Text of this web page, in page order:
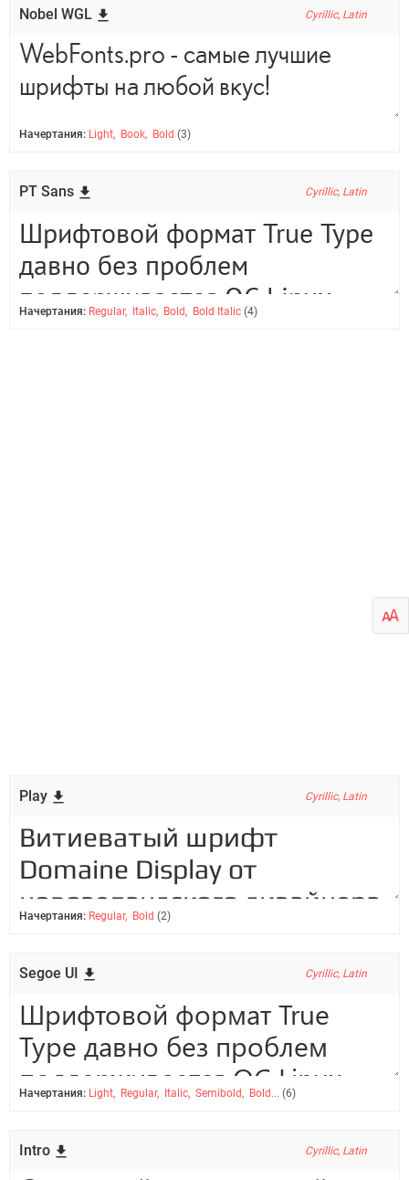
Nobel WGL Cyrillic, Latin
Начертания: Light, Book, Bold (3)
PT Sans Cyrillic, Latin
Начертания: Regular, Italic, Bold, Bold Italic (4)
Play Cyrillic, Latin
Начертания: Regular, Bold (2)
Segoe UI Cyrillic, Latin
Начертания: Light, Regular, Italic, Semibold, Bold... (6)
Intro Cyrillic, Latin